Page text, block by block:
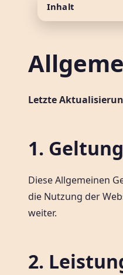
Inhalt
Letzte
1.
Diese Allgemeinen
die Nutzung der
weiter.
2.